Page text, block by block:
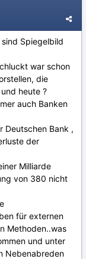
Spiegelbild
war schon
die
heute ?
auch Banken
Deutschen Bank ,
der
Milliarde
von 380 nicht
für externen
Methoden..was
und unter
Nebenabreden